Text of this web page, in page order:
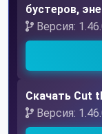
бустеров,
Версия:
Скачать Cut
Версия: